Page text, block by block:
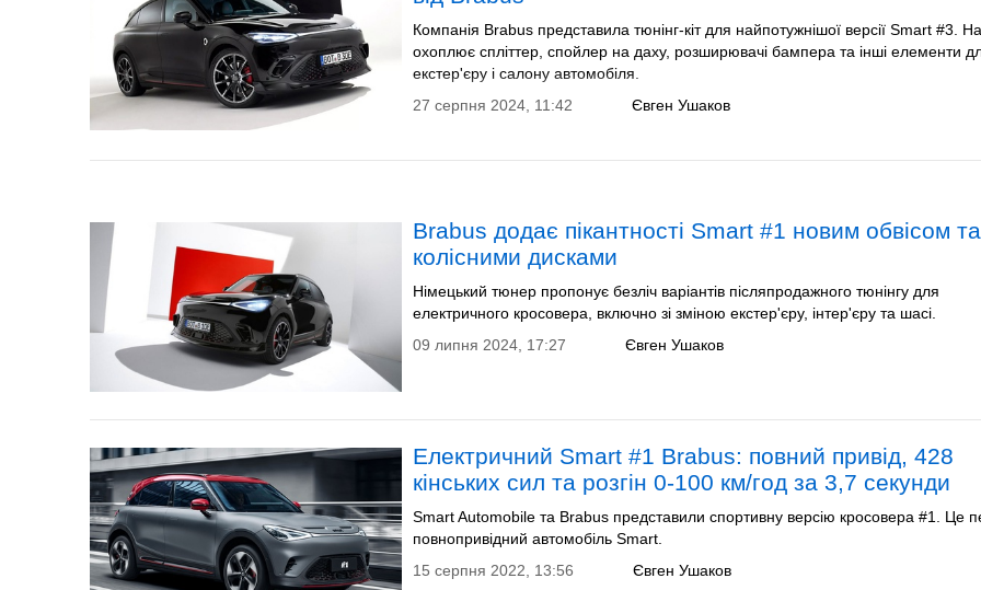
Компанія Brabus представила тюнінг-кіт для найпотужнішої версії Smart #3.
охоплює спліттер, спойлер на даху, розширювачі бампера та інші елементи
екстер'єру і салону автомобіля.
Євген Ушаков
27 серпня 2024, 11:42
Brabus додає пікантності Smart #1 новим обвісом та
колісними дисками
Німецький тюнер пропонує безліч варіантів післяпродажного тюнінгу для
електричного кросовера, включно зі зміною екстер'єру, інтер'єру та шасі.
Євген Ушаков
09 липня 2024, 17:27
Електричний Smart #1 Brabus: повний привід, 428
кінських сил та розгін 0-100 км/год за 3,7 секунди
Smart Automobile та Brabus представили спортивну версію кросовера #1. Це
повнопривідний автомобіль Smart.
Євген Ушаков
15 серпня 2022, 13:56